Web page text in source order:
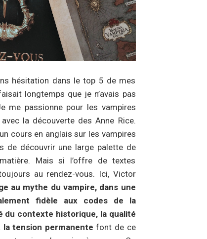
hésitation dans le top 5 de mes
longtemps que je n’avais pas
me passionne pour les vampires
la découverte des Anne Rice.
cours en anglais sur les vampires
de découvrir une large palette de
Mais si l’offre de textes
au rendez-vous. Ici, Victor
au mythe du vampire, dans une
fidèle aux codes de la
du contexte historique, la qualité
la tension permanente font de ce